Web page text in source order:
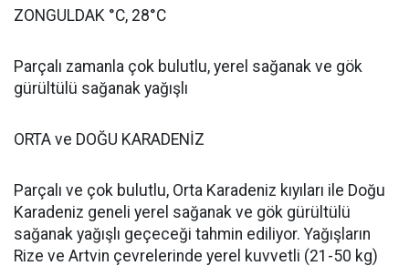
ZONGULDAK °C, 28°C
Parçalı zamanla çok bulutlu, yerel sağanak ve gök
gürültülü sağanak yağışlı
ORTA ve DOĞU KARADENİZ
Parçalı ve çok bulutlu, Orta Karadeniz kıyıları ile Doğu
Karadeniz geneli yerel sağanak ve gök gürültülü
sağanak yağışlı geçeceği tahmin ediliyor. Yağışların
Rize ve Artvin çevrelerinde yerel kuvvetli (21-50 kg)